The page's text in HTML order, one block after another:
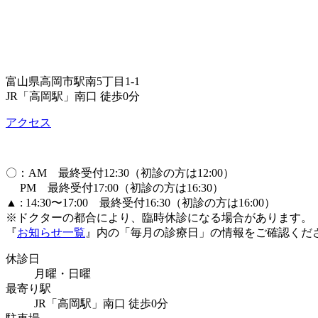
富山県高岡市駅南5丁目1-1
JR「高岡駅」南口 徒歩0分
アクセス
〇：AM 最終受付12:30（初診の方は12:00）
PM 最終受付17:00（初診の方は16:30）
▲ : 14:30〜17:00 最終受付16:30（初診の方は16:00）
※ドクターの都合により、臨時休診になる場合があります。
『お知らせ一覧 』内の「毎月の診療日」の情報をご確認くだ
休診日
月曜・日曜
最寄り駅
JR「高岡駅」南口 徒歩0分